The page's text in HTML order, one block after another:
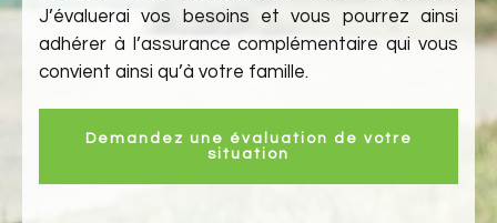
J’évaluerai vos besoins et vous pourrez ainsi
adhérer à l’assurance complémentaire qui vous
convient ainsi qu’à votre famille.
Demandez une évaluation de votre
situation